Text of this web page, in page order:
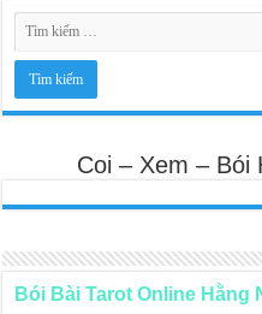
Coi – Xem – Bói
Bói Bài Tarot Online Hằng